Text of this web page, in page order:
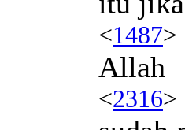
<1487>
Allah
<2316>